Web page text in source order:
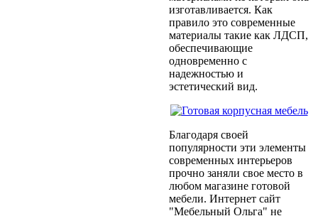
изготавливается. Как
правило это современные
материалы такие как ЛДСП,
обеспечивающие
одновременно с
надежностью и
эстетический вид.
Благодаря своей
популярности эти элементы
современных интерьеров
прочно заняли свое место в
любом магазине готовой
мебели. Интернет сайт
"Мебельный Ольга" не